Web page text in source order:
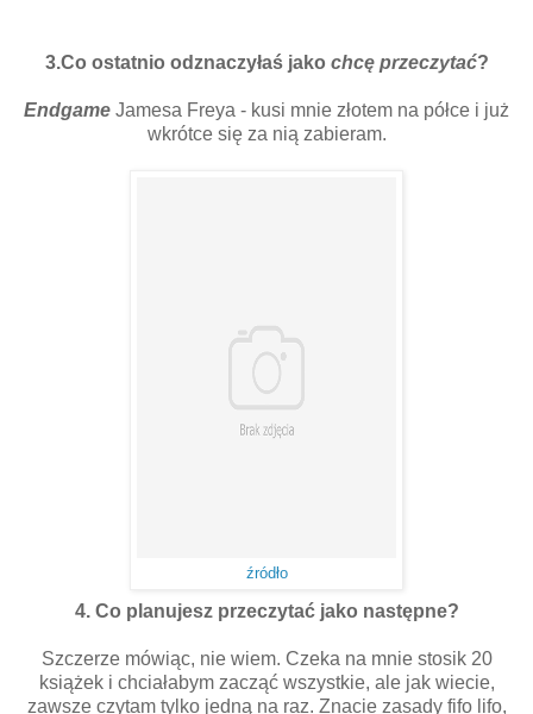
3.Co ostatnio odznaczyłaś jako chcę przeczytać?
Endgame Jamesa Freya - kusi mnie złotem na półce i już
wkrótce się za nią zabieram.
źródło
4. Co planujesz przeczytać jako następne?
Szczerze mówiąc, nie wiem. Czeka na mnie stosik 20
książek i chciałabym zacząć wszystkie, ale jak wiecie,
zawsze czytam tylko jedną na raz. Znacie zasady fifo lifo,